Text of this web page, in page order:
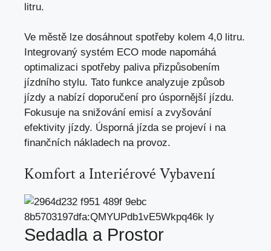
litru.
Ve městě lze dosáhnout spotřeby kolem 4,0 litru.
Integrovaný systém ECO mode napomáhá
optimalizaci spotřeby paliva přizpůsobením
jízdního stylu. Tato funkce analyzuje způsob
jízdy a nabízí doporučení pro úspornější jízdu.
Fokusuje na snižování emisí a zvyšování
efektivity jízdy. Úsporná jízda se projeví i na
finančních nákladech na provoz.
Komfort a Interiérové Vybavení
Sedadla a Prostor